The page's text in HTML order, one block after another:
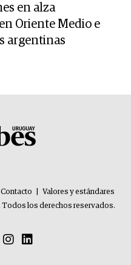
en alza
Oriente Medio e
argentinas
Contacto
Valores y estándares
los derechos reservados.